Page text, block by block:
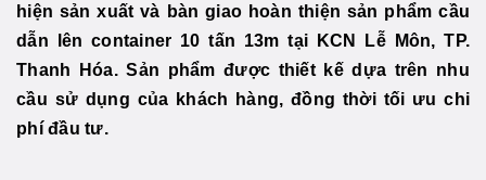
hiện sản xuất và bàn giao hoàn thiện sản phẩm cầu
dẫn lên container 10 tấn 13m tại KCN Lễ Môn, TP.
Thanh Hóa. Sản phẩm được thiết kế dựa trên nhu
cầu sử dụng của khách hàng, đồng thời tối ưu chi
phí đầu tư.